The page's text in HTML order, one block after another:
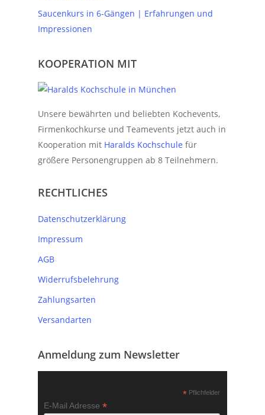
Saucenkurs in 6-Gängen | Erfahrungen und
Impressionen
KOOPERATION MIT
Unsere bewährten und beliebten Kochevents,
Firmenkochkurse und Teamevents jetzt auch in
Kooperation mit Haralds Kochschule für
größere Personengruppen ab 8 Teilnehmern.
RECHTLICHES
Datenschutzerklärung
Impressum
AGB
Widerrufsbelehrung
Zahlungsarten
Versandarten
Anmeldung zum Newsletter
*Pflichfelder
E-Mail Adresse *